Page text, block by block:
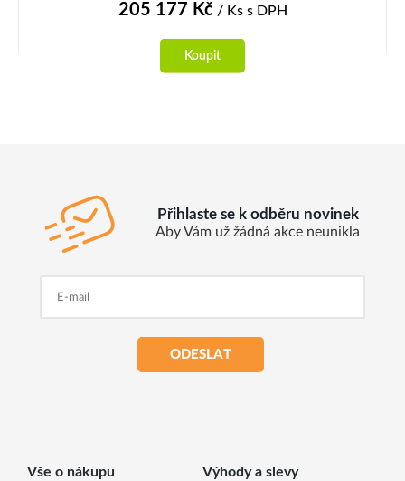
205 177 Kč/ Ks s DPH
Koupit
Přihlaste se k odběru novinek
Aby Vám už žádná akce neunikla
ODESLAT
Vše o nákupu Výhody a slevy